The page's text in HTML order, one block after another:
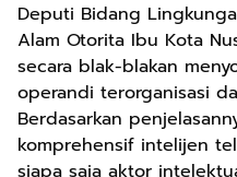
Deputi Bidang
Alam Otorita Ibu Kota
secara blak-blakan
operandi terorganisasi
Berdasarkan
komprehensif intelijen
siapa saja aktor